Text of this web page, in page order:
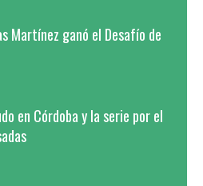
Martínez ganó el Desafío de
en Córdoba y la serie por el